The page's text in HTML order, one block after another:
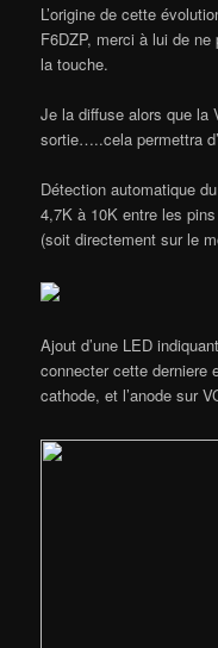
L’origine de cette
F6DZP, merci à lui de
la touche.
Je la diffuse alors que la
sortie…..cela permettra
Détection automatique
4,7K à 10K entre les
(soit directement sur le
Ajout d’une LED
connecter cette derniere
cathode, et l’anode sur